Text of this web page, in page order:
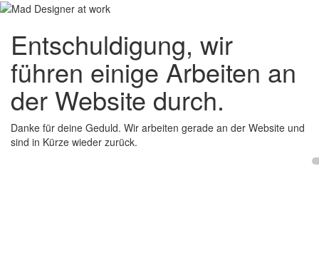
Entschuldigung, wir
führen einige Arbeiten an
der Website durch.
Danke für deine Geduld. Wir arbeiten gerade an der Website und
sind in Kürze wieder zurück.